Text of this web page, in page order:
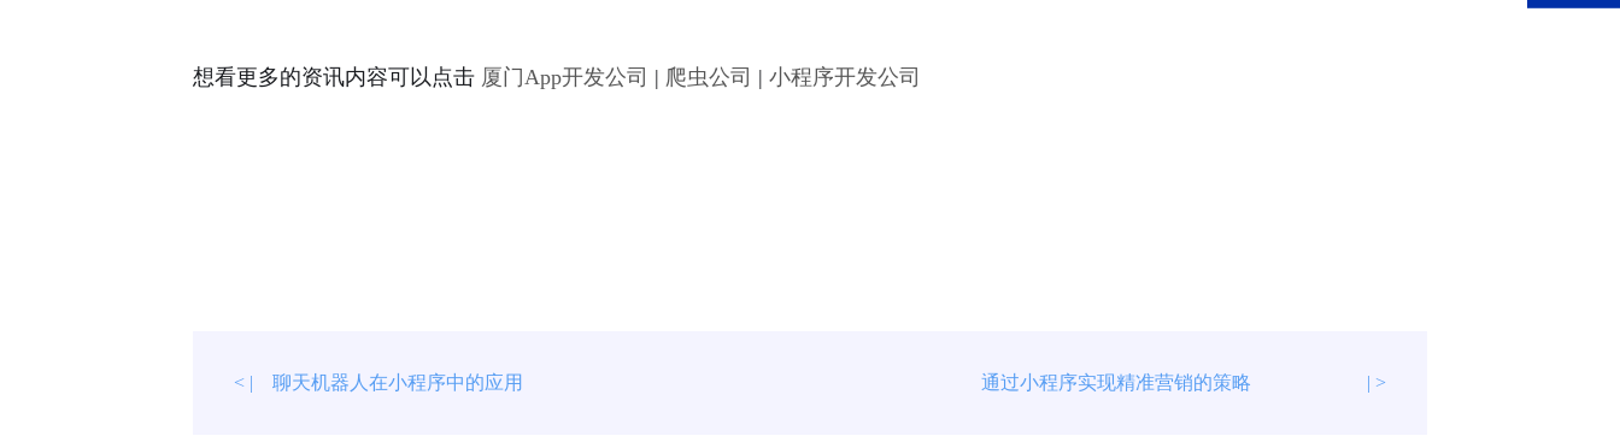
想看更多的资讯内容可以点击 厦门App开发公司 | 爬虫公司 | 小程序开发公司
< | 聊天机器人在小程序中的应用 通过小程序实现精准营销的策略 | >